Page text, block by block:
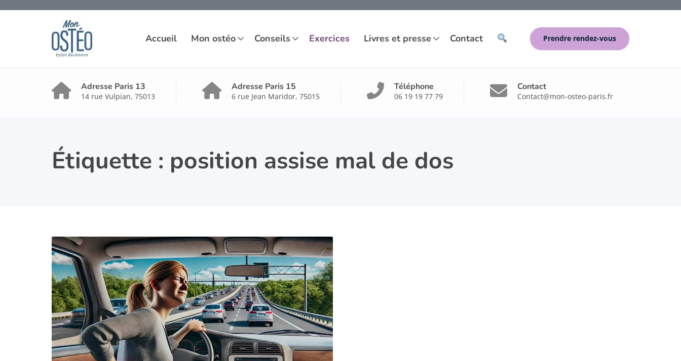
Accueil Mon ostéo Conseils Exercices Livres et presse Contact Prendre rendez-vous
Adresse Paris 13
14 rue Vulpian, 75013
Adresse Paris 15
6 rue Jean Maridor, 75015
Téléphone
06 19 19 77 79
Contact
Contact@mon-osteo-paris.fr
Étiquette : position assise mal de dos